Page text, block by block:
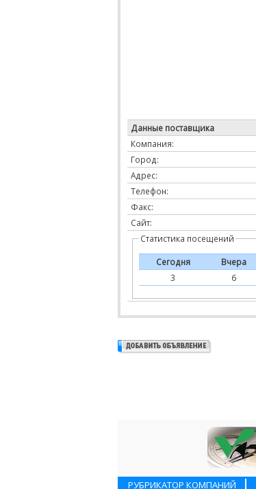
Данные поставщика
Компания:
Город:
Адрес:
Телефон:
Факс:
Сайт:
Статистика посещений
Сегодня Вчера
3
6
РУБРИКАТОР КОМПАНИЙ